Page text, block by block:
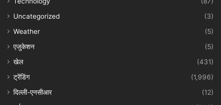
Uncategorized
(3)
Weather
(5)
एजुकेशन
(5)
खेल
(431)
ट्रेंडिंग
(1,996)
दिल्ली-एनसीआर
(12)